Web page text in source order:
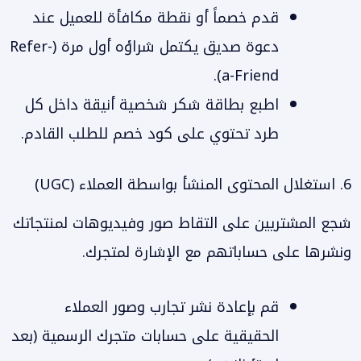
قدم خصماً أو نقطة مكافأة للعميل عند
دعوة صديق يكتمل شراؤه أول مرة (Refer-
a-Friend).
اطبع بطاقة شكر شخصية أنيقة داخل كل
طرد تحتوي على كود خصم للطلب القادم.
6. استغلال المحتوى المنشأ بواسطة العملاء (UGC)
شجع المشتريين على التقاط صور وفيديوهات لمنتجاتك
ونشرها على حساباتهم مع الإشارة لمتجرك.
قم بإعادة نشر تجارب وصور العملاء
الحقيقية على حسابات متجرك الرسمية (بعد